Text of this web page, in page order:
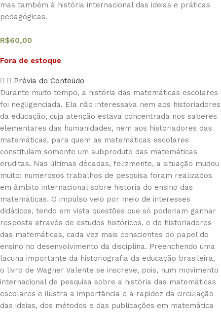
mas também à história internacional das ideias e práticas
pedagógicas.
R$60,00
Fora de estoque
Prévia do Conteúdo
Durante muito tempo, a história das matemáticas escolares
foi negligenciada. Ela não interessava nem aos historiadores
da educação, cuja atenção estava concentrada nos saberes
elementares das humanidades, nem aos historiadores das
matemáticas, para quem as matemáticas escolares
constituíam somente um subproduto das matemáticas
eruditas. Nas últimas décadas, felizmente, a situação mudou
muito: numerosos trabalhos de pesquisa foram realizados
em âmbito internacional sobre história do ensino das
matemáticas. O impulso veio por meio de interesses
didáticos, tendo em vista questões que só poderiam ganhar
resposta através de estudos históricos, e de historiadores
das matemáticas, cada vez mais conscientes do papel do
ensino no desenvolvimento da disciplina. Preenchendo uma
lacuna importante da historiografia da educação brasileira,
o livro de Wagner Valente se inscreve, pois, num movimento
internacional de pesquisa sobre a história das matemáticas
escolares e ilustra a importância e a rapidez da circulação
das ideias, dos métodos e das publicações em matemática